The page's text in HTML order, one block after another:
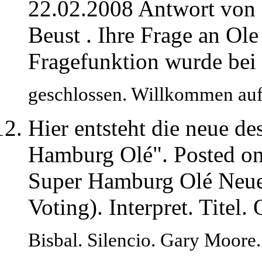
22.02.2008 Antwort
Beust . Ihre Frage an
Fragefunktion wurde
geschlossen. Willkommen
Hier entsteht die neue
Hamburg Olé". Posted
Super Hamburg Olé
Voting). Interpret. Titel.
Bisbal. Silencio. Gary